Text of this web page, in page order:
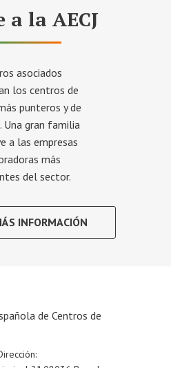
a la AECJ
asociados
los centros de
punteros y de
Una gran familia
a las empresas
más
del sector.
INFORMACIÓN